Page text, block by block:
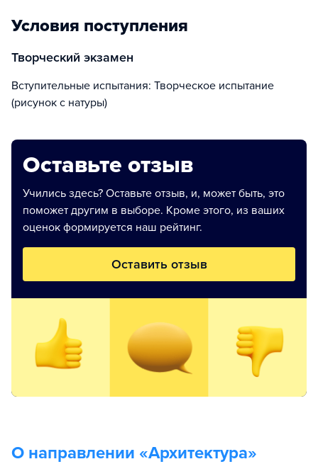
Условия поступления
творческий экзамен
Вступительные испытания: Творческое испытание
(рисунок с натуры)
Оставьте отзыв
Учились здесь? Оставьте отзыв, и, может быть, это
поможет другим в выборе. Кроме этого, из ваших
оценок формируется наш рейтинг.
Оставить отзыв
О направлении «Архитектура»